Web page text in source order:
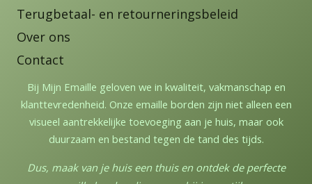
Terugbetaal- en retourneringsbeleid
Over ons
Contact
Bij Mijn Emaille geloven we in kwaliteit, vakmanschap en
klanttevredenheid. Onze emaille borden zijn niet alleen een
visueel aantrekkelijke toevoeging aan je huis, maar ook
duurzaam en bestand tegen de tand des tijds.
Dus, maak van je huis een thuis en ontdek de perfecte